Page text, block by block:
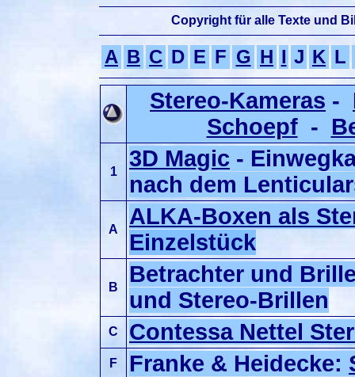
Copyright für alle Texte und
A B C D E F G H I J K L
Stereo-Kameras -
Schoepf-
1
3D Magic -
nach dem
A
ALKA-Boxen als
Einzelstück
B
Betrachter und
und Stereo-Brillen
C Contessa Nettel
F Franke & Heidecke: